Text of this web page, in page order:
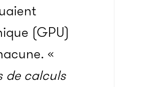
(GPU)
«
de calculs